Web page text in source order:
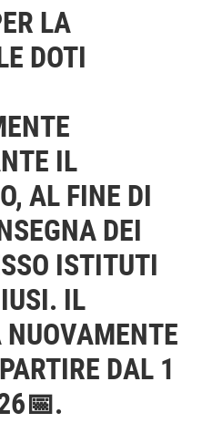
LA
DOTI
IL
AL FINE DI
DEI
ISTITUTI
IL
DAL 1